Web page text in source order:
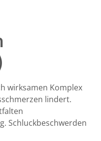
wirksamen Komplex
lindert.
Schluckbeschwerden